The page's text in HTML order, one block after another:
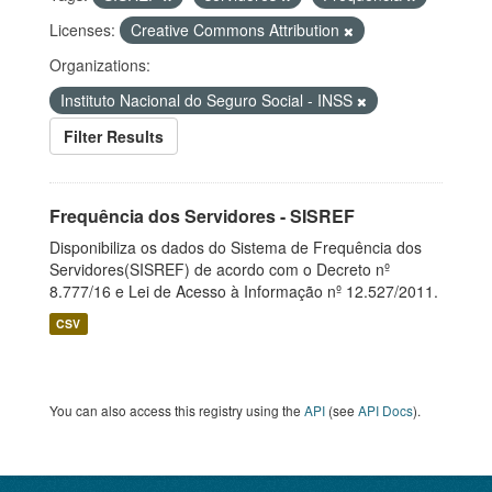
Licenses:
Creative Commons Attribution
Organizations:
Instituto Nacional do Seguro Social - INSS
Filter Results
Frequência dos Servidores - SISREF
Disponibiliza os dados do Sistema de Frequência dos
Servidores(SISREF) de acordo com o Decreto nº
8.777/16 e Lei de Acesso à Informação nº 12.527/2011.
CSV
You can also access this registry using the API (see API Docs).